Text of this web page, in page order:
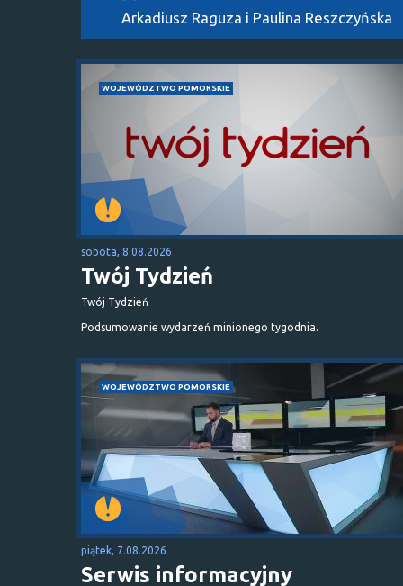
Arkadiusz Raguza i Paulina Reszczyńska
WOJEWÓDZTWO POMORSKIE
sobota, 8.08.2026
Twój Tydzień
Twój Tydzień
Podsumowanie wydarzeń minionego tygodnia.
WOJEWÓDZTWO POMORSKIE
piątek, 7.08.2026
Serwis informacyjny